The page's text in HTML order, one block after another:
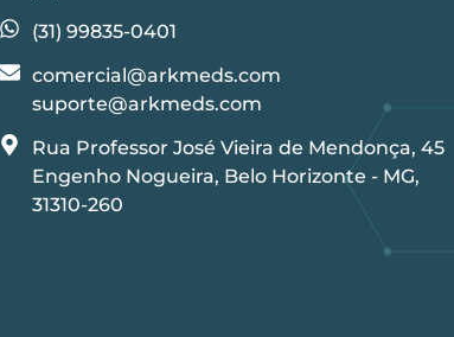
(31) 99835-0401
comercial@arkmeds.com
suporte@arkmeds.com
Rua Professor José Vieira de Mendonça, 45
Engenho Nogueira, Belo Horizonte - MG,
31310-260